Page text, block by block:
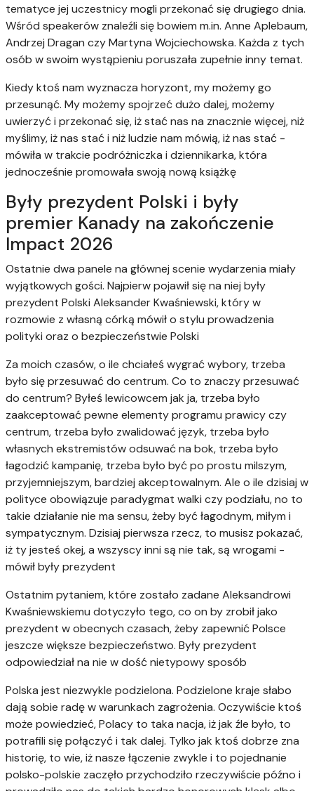
tematyce jej uczestnicy mogli przekonać się drugiego dnia.
Wśród speakerów znaleźli się bowiem m.in. Anne Aplebaum,
Andrzej Dragan czy Martyna Wojciechowska. Każda z tych
osób w swoim wystąpieniu poruszała zupełnie inny temat.
Kiedy ktoś nam wyznacza horyzont, my możemy go
przesunąć. My możemy spojrzeć dużo dalej, możemy
uwierzyć i przekonać się, iż stać nas na znacznie więcej, niż
myślimy, iż nas stać i niż ludzie nam mówią, iż nas stać -
mówiła w trakcie podróżniczka i dziennikarka, która
jednocześnie promowała swoją nową książkę
Były prezydent Polski i były
premier Kanady na zakończenie
Impact 2026
Ostatnie dwa panele na głównej scenie wydarzenia miały
wyjątkowych gości. Najpierw pojawił się na niej były
prezydent Polski Aleksander Kwaśniewski, który w
rozmowie z własną córką mówił o stylu prowadzenia
polityki oraz o bezpieczeństwie Polski
Za moich czasów, o ile chciałeś wygrać wybory, trzeba
było się przesuwać do centrum. Co to znaczy przesuwać
do centrum? Byłeś lewicowcem jak ja, trzeba było
zaakceptować pewne elementy programu prawicy czy
centrum, trzeba było zwalidować język, trzeba było
własnych ekstremistów odsuwać na bok, trzeba było
łagodzić kampanię, trzeba było być po prostu milszym,
przyjemniejszym, bardziej akceptowalnym. Ale o ile dzisiaj w
polityce obowiązuje paradygmat walki czy podziału, no to
takie działanie nie ma sensu, żeby być łagodnym, miłym i
sympatycznym. Dzisiaj pierwsza rzecz, to musisz pokazać,
iż ty jesteś okej, a wszyscy inni są nie tak, są wrogami -
mówił były prezydent
Ostatnim pytaniem, które zostało zadane Aleksandrowi
Kwaśniewskiemu dotyczyło tego, co on by zrobił jako
prezydent w obecnych czasach, żeby zapewnić Polsce
jeszcze większe bezpieczeństwo. Były prezydent
odpowiedział na nie w dość nietypowy sposób
Polska jest niezwykle podzielona. Podzielone kraje słabo
dają sobie radę w warunkach zagrożenia. Oczywiście ktoś
może powiedzieć, Polacy to taka nacja, iż jak źle było, to
potrafili się połączyć i tak dalej. Tylko jak ktoś dobrze zna
historię, to wie, iż nasze łączenie zwykle i to pojednanie
polsko-polskie zaczęło przychodziło rzeczywiście późno i